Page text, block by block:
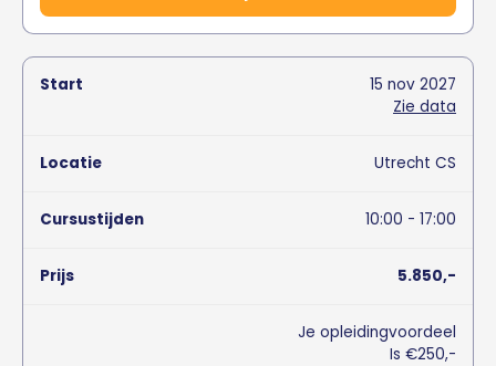
15 nov 2027
Zie data
Utrecht CS
10:00 - 17:00
5.850,-
Je opleidingvoordeel
Is €250,-